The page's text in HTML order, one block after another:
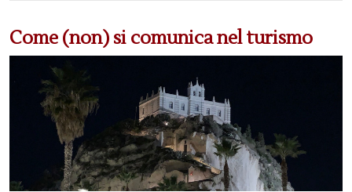
Come (non) si comunica nel turismo